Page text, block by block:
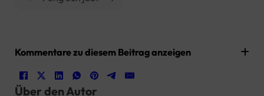
Kommentare zu diesem Beitrag anzeigen
Über den Autor